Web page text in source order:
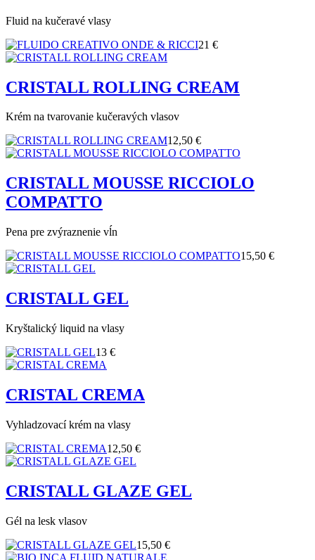
Fluid na kučeravé vlasy
21 €
CRISTALL ROLLING CREAM
Krém na tvarovanie kučeravých vlasov
12,50 €
CRISTALL MOUSSE RICCIOLO
COMPATTO
Pena pre zvýraznenie vĺn
15,50 €
CRISTALL GEL
Kryštalický liquid na vlasy
13 €
CRISTAL CREMA
Vyhladzovací krém na vlasy
12,50 €
CRISTALL GLAZE GEL
Gél na lesk vlasov
15,50 €